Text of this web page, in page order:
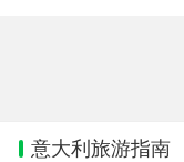
意大利旅游指南